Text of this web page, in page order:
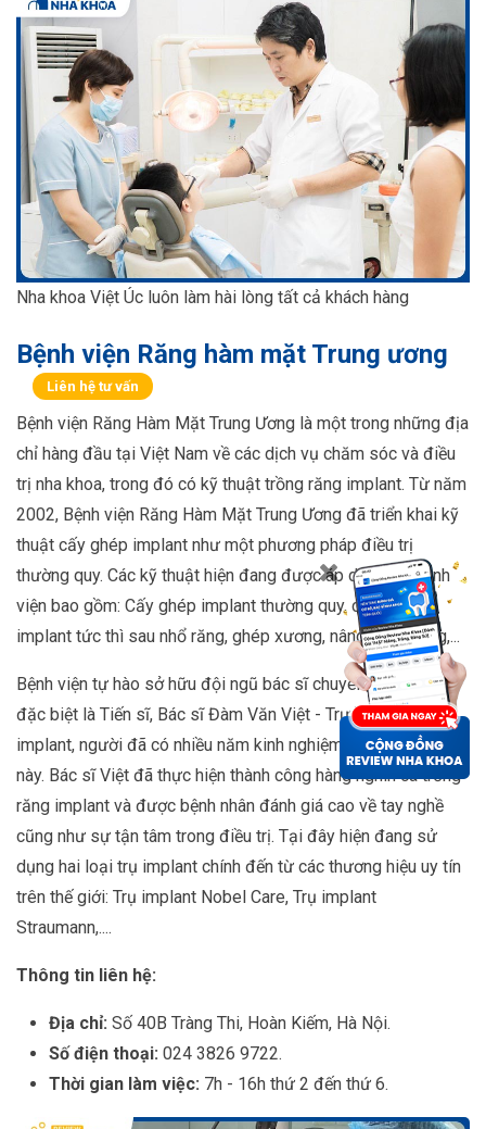
Nha khoa Việt Úc luôn làm hài lòng tất cả khách hàng
Bệnh viện Răng hàm mặt Trung ương
Liên hệ tư vấn
Bệnh viện Răng Hàm Mặt Trung Ương là một trong những địa
chỉ hàng đầu tại Việt Nam về các dịch vụ chăm sóc và điều
trị nha khoa, trong đó có kỹ thuật trồng răng implant. Từ năm
2002, Bệnh viện Răng Hàm Mặt Trung Ương đã triển khai kỹ
thuật cấy ghép implant như một phương pháp điều trị
thường quy. Các kỹ thuật hiện đang được áp dụng tại bệnh
viện bao gồm: Cấy ghép implant thường quy, cấy ghép
implant tức thì sau nhổ răng, ghép xương, nâng sàn xoang,...
Bệnh viện tự hào sở hữu đội ngũ bác sĩ chuyên môn cao,
đặc biệt là Tiến sĩ, Bác sĩ Đàm Văn Việt - Trưởng khoa
implant, người đã có nhiều năm kinh nghiệm trong lĩnh vực
này. Bác sĩ Việt đã thực hiện thành công hàng nghìn ca trồng
răng implant và được bệnh nhân đánh giá cao về tay nghề
cũng như sự tận tâm trong điều trị. Tại đây hiện đang sử
dụng hai loại trụ implant chính đến từ các thương hiệu uy tín
trên thế giới: Trụ implant Nobel Care, Trụ implant
Straumann,....
Thông tin liên hệ:
Địa chỉ: Số 40B Tràng Thi, Hoàn Kiếm, Hà Nội.
Số điện thoại: 024 3826 9722.
Thời gian làm việc: 7h - 16h thứ 2 đến thứ 6.